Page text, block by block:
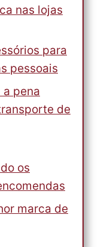
nas lojas
para
pessoais
a pena
de
os
marca de